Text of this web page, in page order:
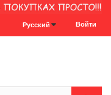
Войти
Русский